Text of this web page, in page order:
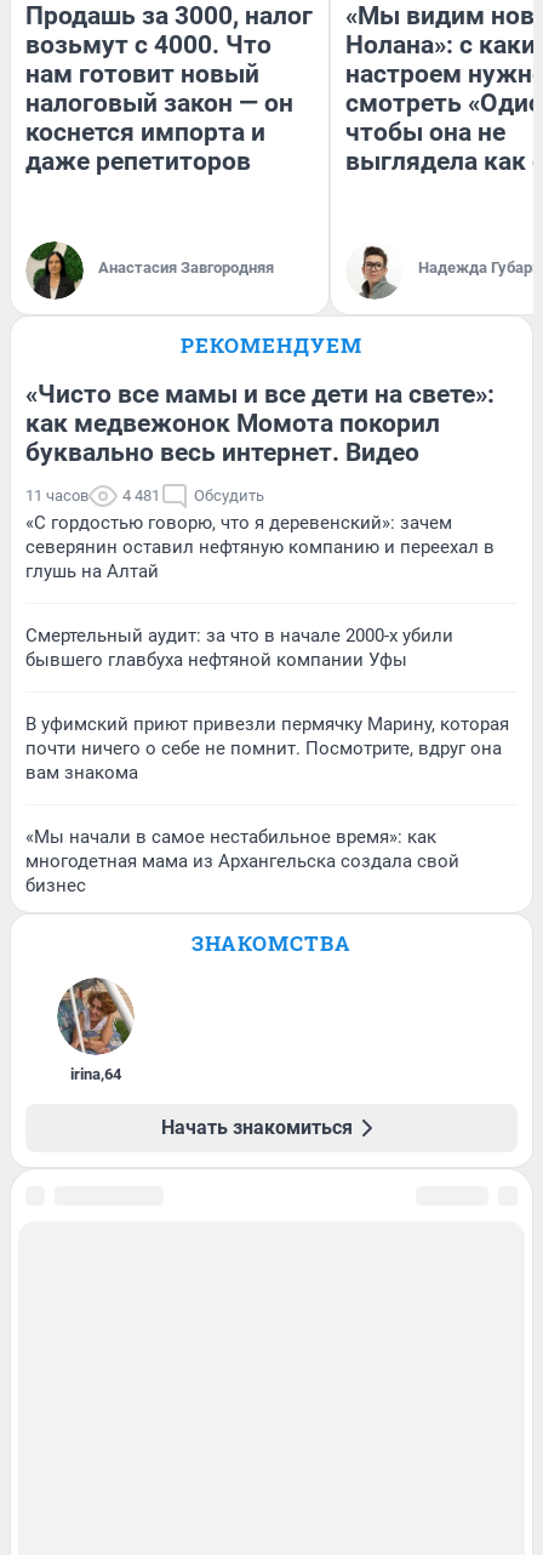
Продашь за 3000, налог
возьмут с 4000. Что
нам готовит новый
налоговый закон — он
коснется импорта и
даже репетиторов
Анастасия Завгородняя
«Мы видим
Нолана»: с
настроем
смотреть
чтобы она не
выглядела как
Надежда Губарь
РЕКОМЕНДУЕМ
«Чисто все мамы и все дети на свете»:
как медвежонок Момота покорил
буквально весь интернет. Видео
11 часов 4 481 Обсудить
«С гордостью говорю, что я деревенский»: зачем
северянин оставил нефтяную компанию и переехал в
глушь на Алтай
Смертельный аудит: за что в начале 2000-х убили
бывшего главбуха нефтяной компании Уфы
В уфимский приют привезли пермячку Марину, которая
почти ничего о себе не помнит. Посмотрите, вдруг она
вам знакома
«Мы начали в самое нестабильное время»: как
многодетная мама из Архангельска создала свой
бизнес
ЗНАКОМСТВА
irina,64
Начать знакомиться